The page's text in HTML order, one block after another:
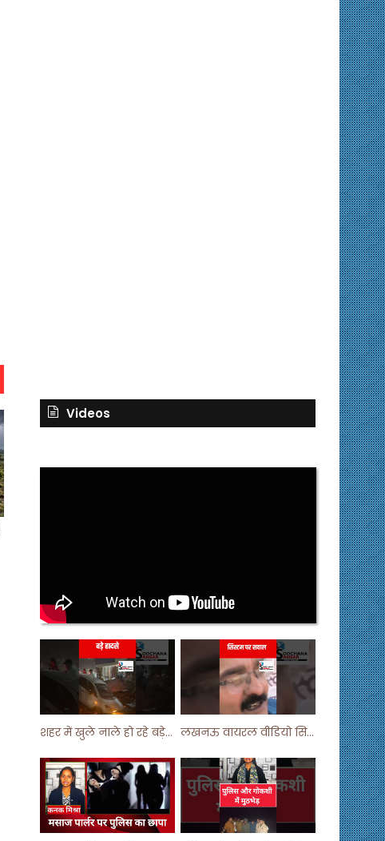
Videos
शहर में खुले नाले हो रहे बड़े हादसे ! #shortsvideo #shorts लखनऊ वायरल वीडियो सिस्टम पर सवाल ! #shorts #shortvideo